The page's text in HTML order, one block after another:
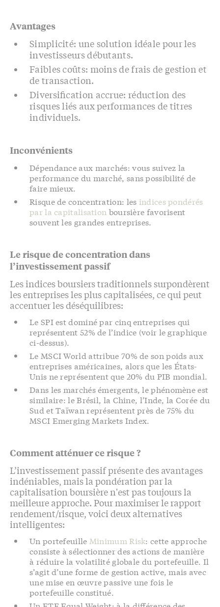
Avantages
Simplicité: une solution idéale pour les
investisseurs débutants.
Faibles coûts: moins de frais de gestion et
de transaction.
Diversification accrue: réduction des
risques liés aux performances de titres
individuels.
Inconvénients
Dépendance aux marchés: vous suivez la
performance du marché, sans possibilité de
faire mieux.
Risque de concentration: les indices pondérés
par la capitalisation boursière favorisent
souvent les grandes entreprises.
Le risque de concentration dans
l’investissement passif
Les indices boursiers traditionnels surpondèrent
les entreprises les plus capitalisées, ce qui peut
accentuer les déséquilibres:
Le SPI est dominé par cinq entreprises qui
représentent 52% de l’indice (voir le graphique
ci-dessus).
Le MSCI World attribue 70% de son poids aux
entreprises américaines, alors que les États-
Unis ne représentent que 20% du PIB mondial.
Dans les marchés émergents, le phénomène est
similaire: le Brésil, la Chine, l’Inde, la Corée du
Sud et Taïwan représentent près de 75% du
MSCI Emerging Markets Index.
Comment atténuer ce risque ?
L’investissement passif présente des avantages
indéniables, mais la pondération par la
capitalisation boursière n'est pas toujours la
meilleure approche. Pour maximiser le rapport
rendement/risque, voici deux alternatives
intelligentes:
Un portefeuille Minimum Risk: cette approche
consiste à sélectionner des actions de manière
à réduire la volatilité globale du portefeuille. Il
s’agit d’une forme de gestion active, mais avec
une mise en œuvre passive une fois le
portefeuille constitué.